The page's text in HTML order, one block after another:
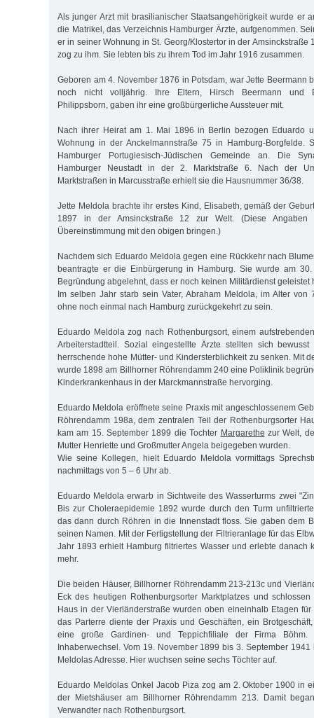
Als junger Arzt mit brasilianischer Staatsangehörigkeit wurde er
die Matrikel, das Verzeichnis Hamburger Ärzte, aufgenommen.
er in seiner Wohnung in St. Georg/Klostertor in der Amsinckstraße
zog zu ihm. Sie lebten bis zu ihrem Tod im Jahr 1916 zusammen.
Geboren am 4. November 1876 in Potsdam, war Jette Beermann
noch nicht volljährig. Ihre Eltern, Hirsch Beermann und
Philippsborn, gaben ihr eine großbürgerliche Aussteuer mit.
Nach ihrer Heirat am 1. Mai 1896 in Berlin bezogen Eduardo
Wohnung in der Anckelmannstraße 75 in Hamburg-Borgfelde.
Hamburger Portugiesisch-Jüdischen Gemeinde an. Die
Hamburger Neustadt in der 2. Marktstraße 6. Nach der
Marktstraßen in Marcusstraße erhielt sie die Hausnummer 36/38.
Jette Meldola brachte ihr erstes Kind, Elisabeth, gemäß der
1897 in der Amsinckstraße 12 zur Welt. (Diese
Übereinstimmung mit den obigen bringen.)
Nachdem sich Eduardo Meldola gegen eine Rückkehr nach
beantragte er die Einbürgerung in Hamburg. Sie wurde am
Begründung abgelehnt, dass er noch keinen Militärdienst geleistet
Im selben Jahr starb sein Vater, Abraham Meldola, im Alter von
ohne noch einmal nach Hamburg zurückgekehrt zu sein.
Eduardo Meldola zog nach Rothenburgsort, einem
Arbeiterstadtteil. Sozial eingestellte Ärzte stellten sich
herrschende hohe Mütter- und Kindersterblichkeit zu senken. Mit
wurde 1898 am Billhorner Röhrendamm 240 eine Poliklinik
Kinderkrankenhaus in der Marckmannstraße hervorging.
Eduardo Meldola eröffnete seine Praxis mit angeschlossenem
Röhrendamm 198a, dem zentralen Teil der Rothenburgsorter
kam am 15. September 1899 die Tochter Margarethe zur Welt,
Mutter Henriette und Großmutter Angela beigegeben wurden.
Wie seine Kollegen, hielt Eduardo Meldola vormittags
nachmittags von 5 – 6 Uhr ab.
Eduardo Meldola erwarb in Sichtweite des Wasserturms zwei
Bis zur Choleraepidemie 1892 wurde durch den Turm
das dann durch Röhren in die Innenstadt floss. Sie gaben dem
seinen Namen. Mit der Fertigstellung der Filtrieranlage für das
Jahr 1893 erhielt Hamburg filtriertes Wasser und erlebte danach
mehr.
Die beiden Häuser, Billhorner Röhrendamm 213-213c und
Eck des heutigen Rothenburgsorter Marktplatzes und
Haus in der Vierländerstraße wurden oben eineinhalb Etagen
das Parterre diente der Praxis und Geschäften, ein
eine große Gardinen- und Teppichfiliale der Firma
Inhaberwechsel. Vom 19. November 1899 bis 3. September
Meldolas Adresse. Hier wuchsen seine sechs Töchter auf.
Eduardo Meldolas Onkel Jacob Piza zog am 2. Oktober 1900 in
der Mietshäuser am Billhorner Röhrendamm 213. Damit
Verwandter nach Rothenburgsort.